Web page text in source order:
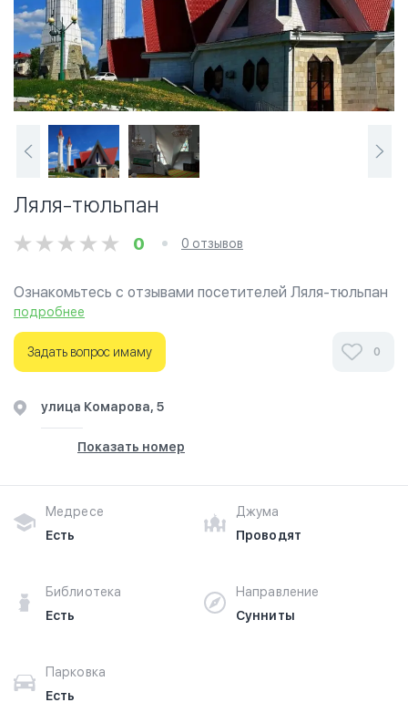
Ляля-тюльпан
0 0 отзывов
Ознакомьтесь с отзывами посетителей Ляля-тюльпан
в г.Уфа на фотографиях и узнайте о часах работы. Ваше
духовное путешествие начинается здесь.
подробнее
Задать вопрос имаму 0
улица Комарова, 5
Показать номер
Медресе
Есть
Джума
Проводят
Библиотека
Есть
Направление
Сунниты
Парковка
Есть